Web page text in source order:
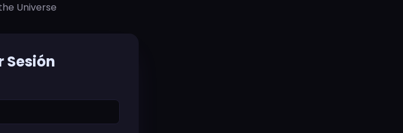
Universe
Sesión